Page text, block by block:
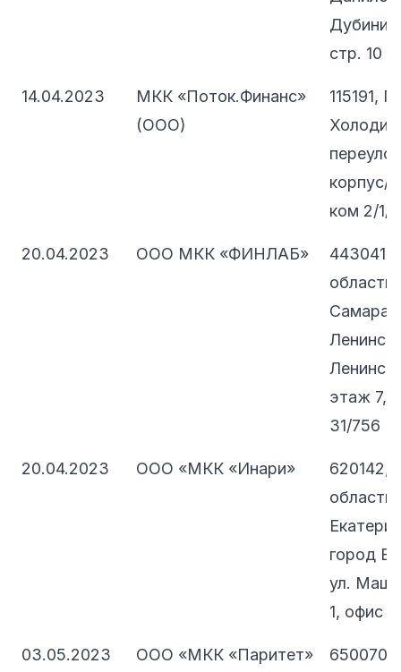
стр. 10
14.04.2023
МКК «Поток.Финанс»
(ООО)
115191,
корпус/
ком 2/1/
20.04.2023 ООО МКК «ФИНЛАБ»
443041,
Самара,
этаж 7,
31/756
20.04.2023 ООО «МКК «Инари»
620142,
область,
город
ул.
1, офис
03.05.2023 ООО «МКК «Паритет»
650070,